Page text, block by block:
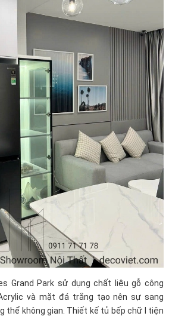
Grand Park sử dụng chất liệu gỗ công
và mặt đá trắng tạo nên sự sang
thể không gian. Thiết kế tủ bếp chữ I tiện